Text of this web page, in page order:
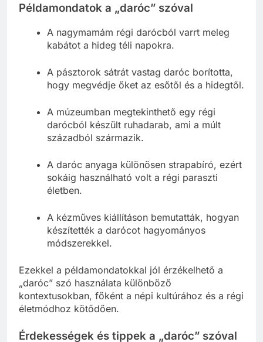
Példamondatok a „daróc” szóval
A nagymamám régi darócból varrt meleg
kabátot a hideg téli napokra.
A pásztorok sátrát vastag daróc borította,
hogy megvédje őket az esőtől és a hidegtől.
A múzeumban megtekinthető egy régi
darócból készült ruhadarab, ami a múlt
századból származik.
A daróc anyaga különösen strapabíró, ezért
sokáig használható volt a régi paraszti
életben.
A kézműves kiállításon bemutatták, hogyan
készítették a darócot hagyományos
módszerekkel.
Ezekkel a példamondatokkal jól érzékelhető a
„daróc” szó használata különböző
kontextusokban, főként a népi kultúrához és a régi
életmódhoz kötődően.
Érdekességek és tippek a „daróc” szóval